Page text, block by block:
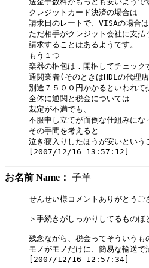
クレジットカード決済の場合は
請求日のレートで、VISAの場合
ただ相手がクレジット会社に支払
請求することはあるようです。
もう１つ
楽器の梱包は．開梱してチェック
通関業者(そのときはHDLの代理
別途７５００円かかるといわれて
全体に通関と税金については
裁定が不満でも、
不服申し立てが面倒な仕組みにな
その手間を考えると
泣き寝入りしたほうが安いという
お名前 Name： 子羊
せんせい様コメントありがとうご
＞手続きがしっかりしてるものほ
残念ながら、税金ってそういうも
モノがモノだけに、簡易な輸送